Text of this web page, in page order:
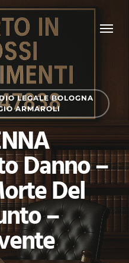
Menu
LEGALE BOLOGNA
ARMAROLI
Danno –
Del
–